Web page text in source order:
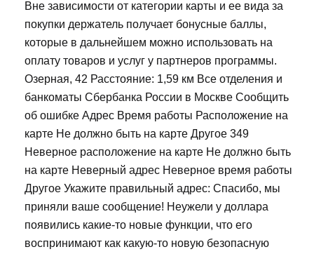
Вне зависимости от категории карты и ее вида за
покупки держатель получает бонусные баллы,
которые в дальнейшем можно использовать на
оплату товаров и услуг у партнеров программы.
Озерная, 42 Расстояние: 1,59 км Все отделения и
банкоматы Сбербанка России в Москве Сообщить
об ошибке Адрес Время работы Расположение на
карте Не должно быть на карте Другое 349
Неверное расположение на карте Не должно быть
на карте Неверный адрес Неверное время работы
Другое Укажите правильный адрес: Спасибо, мы
приняли ваше сообщение! Неужели у доллара
появились какие-то новые функции, что его
воспринимают как какую-то новую безопасную